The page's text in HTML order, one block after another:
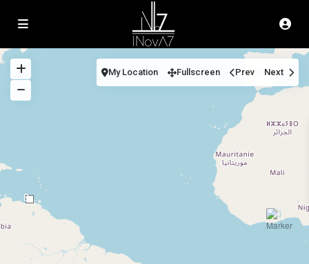
8
My Location Fullscreen Prev Next